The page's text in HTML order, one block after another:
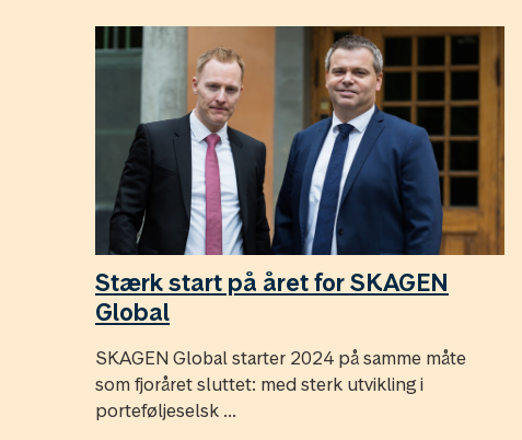
Stærk start på året for SKAGEN
Global
SKAGEN Global starter 2024 på samme måte
som fjoråret sluttet: med sterk utvikling i
porteføljeselsk ...